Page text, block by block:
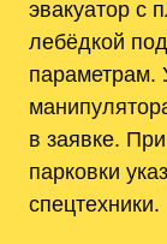
эвакуатор с
лебёдкой
параметрам.
в заявке.
парковки
спецтехники.